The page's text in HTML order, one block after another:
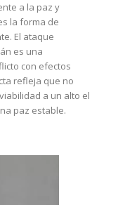
a la paz y
la forma de
El ataque
es una
con efectos
refleja que no
a un alto el
paz estable.